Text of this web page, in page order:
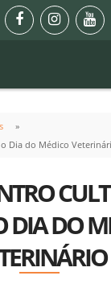
Dia do Médico
DIA DO